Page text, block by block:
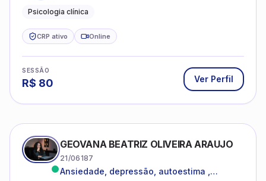
dentro da sua realidade.
Psicologia clínica
CRP ativo Online
SESSÃO
R$ 80 Ver Perfil
GEOVANA BEATRIZ OLIVEIRA ARAUJO
21/06187
Ansiedade, depressão, autoestima ,